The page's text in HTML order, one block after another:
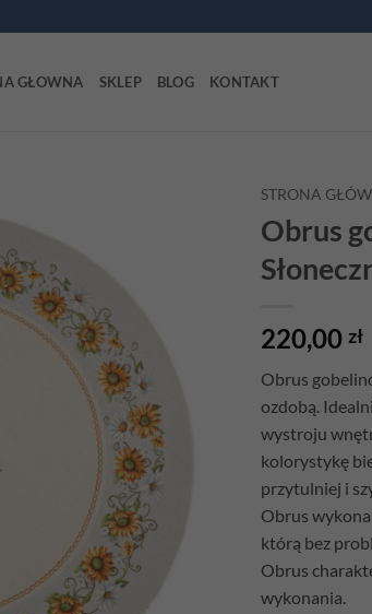
GŁOWNA SKLEP BLOG KONTAKT
STRONA
Obrus
220,00 zł
Obrus
ozdobą.
wystroju
kolorystykę
przytulniej i
Obrus
którą bez
Obrus
wykonania.